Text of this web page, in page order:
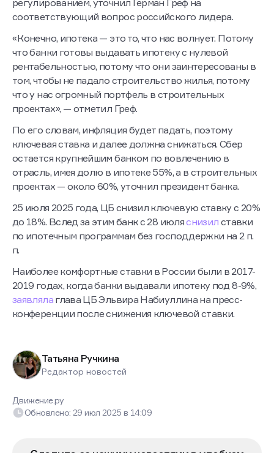
соответствующий вопрос российского лидера.
«Конечно, ипотека — это то, что нас волнует. Потому
что банки готовы выдавать ипотеку с нулевой
рентабельностью, потому что они заинтересованы в
том, чтобы не падало строительство жилья, потому
что у нас огромный портфель в строительных
проектах», — отметил Греф.
По его словам, инфляция будет падать, поэтому
ключевая ставка и далее должна снижаться. Сбер
остается крупнейшим банком по вовлечению в
отрасль, имея долю в ипотеке 55%, а в строительных
проектах — около 60%, уточнил президент банка.
25 июля 2025 года, ЦБ снизил ключевую ставку с 20%
до 18%. Вслед за этим банк с 28 июляснизил ставки
по ипотечным программам без господдержки на 2 п.
п.
Наиболее комфортные ставки в России были в 2017-
2019 годах, когда банки выдавали ипотеку под 8-9%,
заявлялаглава ЦБ Эльвира Набиуллина на пресс-
конференции после снижения ключевой ставки.
Татьяна Ручкина
Редактор новостей
Движение.ру
Обновлено: 29 июл 2025в 14:09